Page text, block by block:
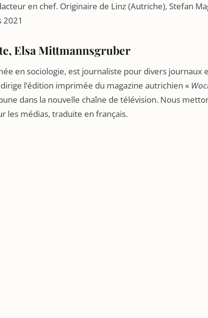
en chef. Originaire de Linz (Autriche), Stefan
2021
Elsa Mittmannsgruber
en sociologie, est journaliste pour divers journaux
l’édition imprimée du magazine autrichien «
dans la nouvelle chaîne de télévision. Nous
les médias, traduite en français.